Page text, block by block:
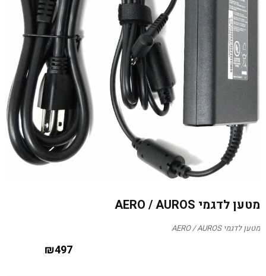
מטען לדגמי AERO / AUROS
מטען לדגמי AERO / AUROS
₪497